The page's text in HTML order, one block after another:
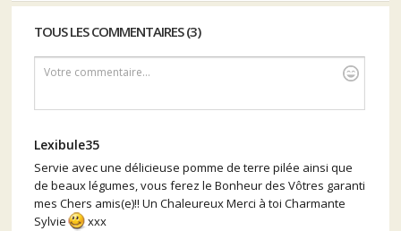
TOUS LES COMMENTAIRES (3)
Votre commentaire...
Lexibule35
Servie avec une délicieuse pomme de terre pilée ainsi que
de beaux légumes, vous ferez le Bonheur des Vôtres garanti
mes Chers amis(e)!! Un Chaleureux Merci à toi Charmante
Sylvie
xxx